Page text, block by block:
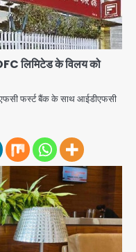
लिमिटेड के विलय को
फर्स्ट बैंक के साथ आईडीएफसी
Hospital: नोएडा
टला; मरीजों की सुरक्षा
2027:
के सह-पर्यवेक्षक बने
नेताओं ने जताया